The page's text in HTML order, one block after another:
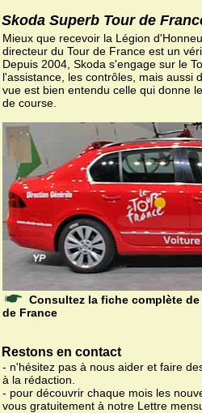
Skoda Superb Tour de
Mieux que recevoir la Légion
directeur du Tour de France est un
Depuis 2004, Skoda s'engage sur le
l'assistance, les contrôles, mais aussi
vue est bien entendu celle qui donne
de course.
Consultez la fiche complète de
de France
Restons en contact
- n'hésitez pas à nous aider et faire
à la rédaction.
- pour découvrir chaque mois les
vous gratuitement à notre Lettre